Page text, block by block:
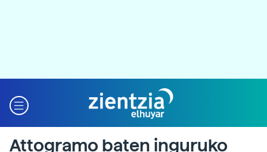
Attogramo baten inguruko